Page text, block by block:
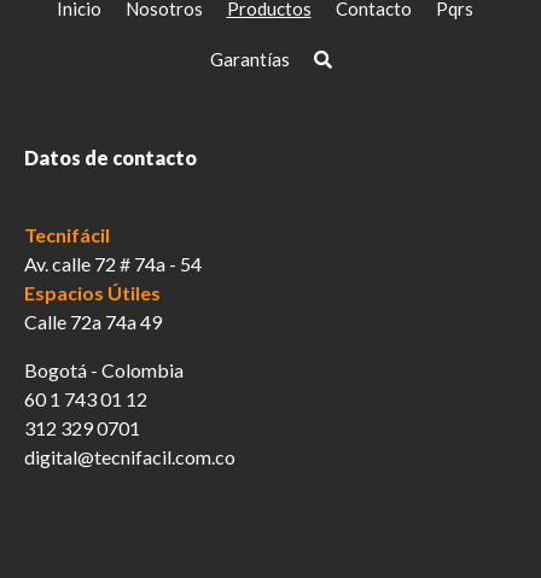
Inicio Nosotros Productos Contacto Pqrs
Garantías
Datos de contacto
Tecnifácil
Av. calle 72 # 74a - 54
Espacios Útiles
Calle 72a 74a 49
Bogotá - Colombia
60 1 743 01 12
312 329 0701
digital@tecnifacil.com.co